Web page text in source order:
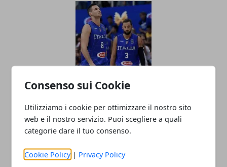
Consenso sui Cookie
Utilizziamo i cookie per ottimizzare il nostro sito
web e il nostro servizio. Puoi scegliere a quali
categorie dare il tuo consenso.
Cookie Policy | Privacy Policy
Mondiale di Basket: dove può arrivare
l'Italia di Meo Sacchetti?
27/06/2019